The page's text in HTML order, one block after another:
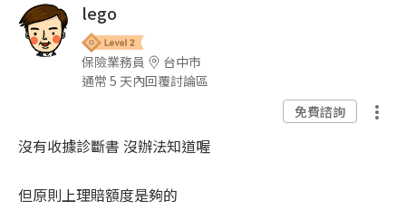
lego
保險業務員
台中市
通常 5 天內回覆討論區
免費諮詢
沒有收據診斷書 沒辦法知道喔
但原則上理賠額度是夠的